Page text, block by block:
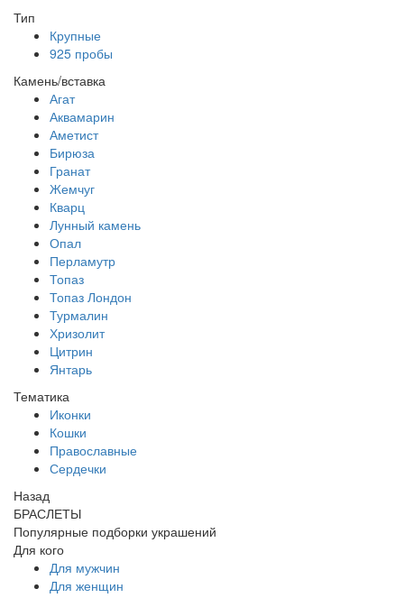
Тип
Крупные
925 пробы
Камень/вставка
Агат
Аквамарин
Аметист
Бирюза
Гранат
Жемчуг
Кварц
Лунный камень
Опал
Перламутр
Топаз
Топаз Лондон
Турмалин
Хризолит
Цитрин
Янтарь
Тематика
Иконки
Кошки
Православные
Сердечки
Назад
БРАСЛЕТЫ
Популярные подборки украшений
Для кого
Для мужчин
Для женщин